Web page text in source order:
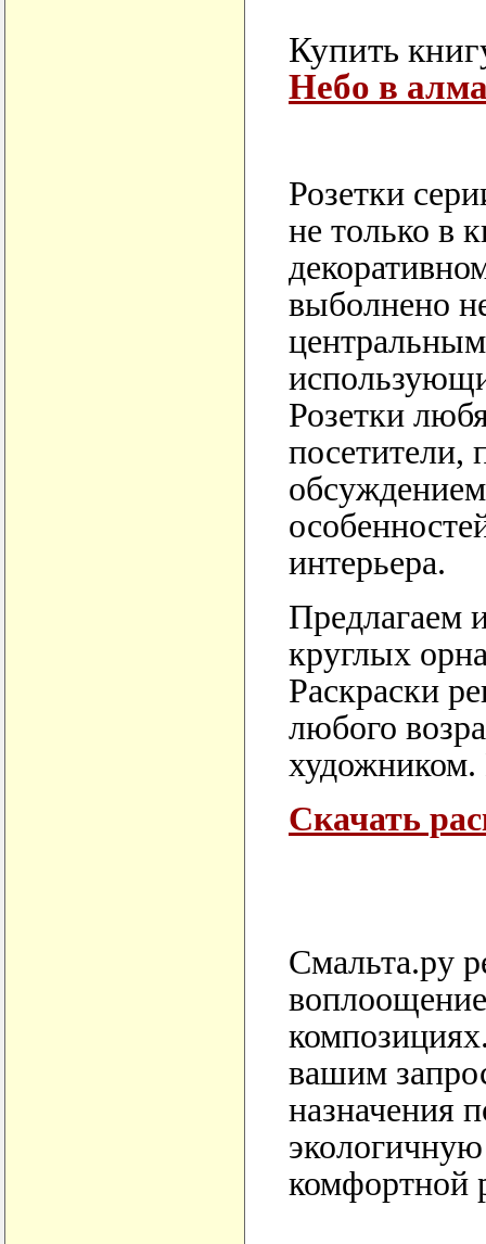
Купить
Небо в
Розетки
не только в
выболнено
Розетки
посетители,
интерьера.
Предлагаем
круглых
Раскраски
любого
художником.
Скачать
Смальта.ру
вашим
назначения
комфортной